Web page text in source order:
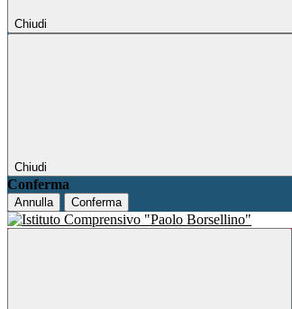
Chiudi
Chiudi
Conferma
Annulla Conferma